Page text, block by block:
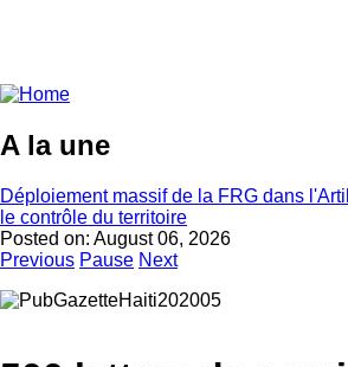
A la une
Déploiement massif de la FRG dans
le contrôle du territoire
Posted on: August 06, 2026
Previous Pause Next